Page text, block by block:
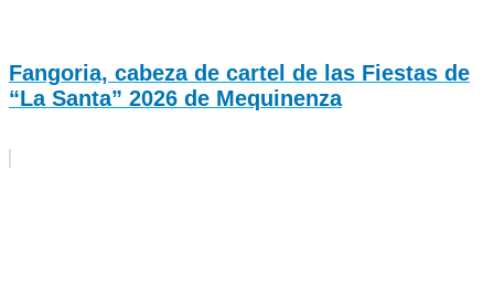
Fangoria, cabeza de cartel de las Fiestas de
“La Santa” 2026 de Mequinenza